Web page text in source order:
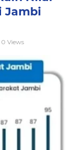
Jambi
0 Views